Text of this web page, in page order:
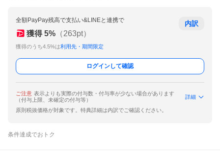
全額PayPay残高で支払い&LINEと連携で
獲得 5% （263pt）
獲得のうち4.5%は利用先・期間限定
内訳
ログインして確認
ご注意 表示よりも実際の付与数・付与率が少ない場合があります
（付与上限、未確定の付与等）
詳細
原則税抜価格が対象です。特典詳細は内訳でご確認ください。
条件達成でおトク